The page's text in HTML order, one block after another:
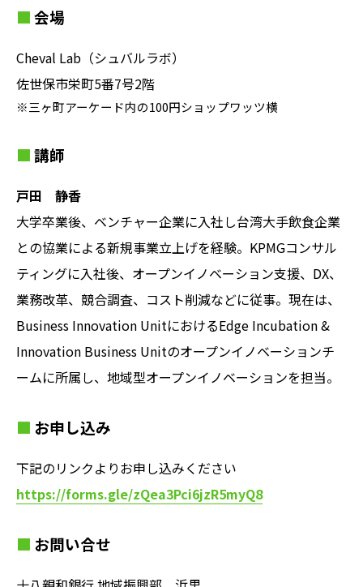
会場
Cheval Lab（シュバルラボ）
佐世保市栄町5番7号2階
※三ヶ町アーケード内の100円ショップワッツ横
講師
戸田 静香
大学卒業後、ベンチャー企業に入社し台湾大手飲食企業
との協業による新規事業立上げを経験。KPMGコンサル
ティングに入社後、オープンイノベーション支援、DX、
業務改革、競合調査、コスト削減などに従事。現在は、
Business Innovation UnitにおけるEdge Incubation &
Innovation Business Unitのオープンイノベーションチ
ームに所属し、地域型オープンイノベーションを担当。
お申し込み
下記のリンクよりお申し込みください
https://forms.gle/zQea3Pci6jzR5myQ8
お問い合せ